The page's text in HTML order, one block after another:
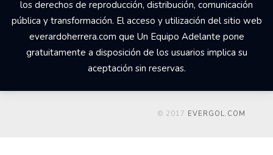
los derechos de reproducción, distribución, comunicación
pública y transformación. El acceso y utilización del sitio web
everardoherrera.com que Un Equipo Adelante pone
gratuitamente a disposición de los usuarios implica su
aceptación sin reservas.
© 2017 EVERGOL.COM